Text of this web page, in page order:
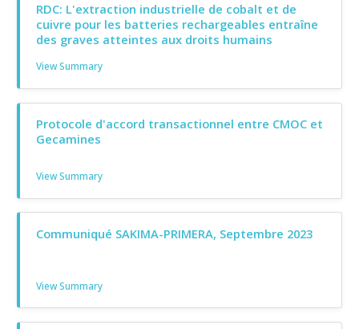
RDC: L'extraction industrielle de cobalt et de
cuivre pour les batteries rechargeables entraîne
des graves atteintes aux droits humains
View Summary
Protocole d'accord transactionnel entre CMOC et
Gecamines
View Summary
Communiqué SAKIMA-PRIMERA, Septembre 2023
View Summary